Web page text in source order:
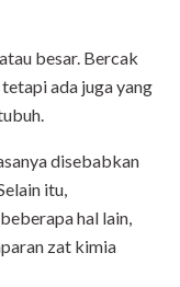
besar. Bercak
ada juga yang
disebabkan
itu,
hal lain,
zat kimia